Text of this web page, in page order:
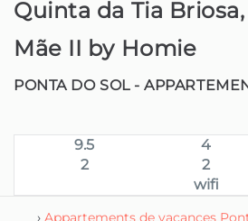
Quinta da Tia Briosa,
Mãe II by Homie
PONTA DO SOL -
9.5 4
2
2
wifi
› Appartements de vacances